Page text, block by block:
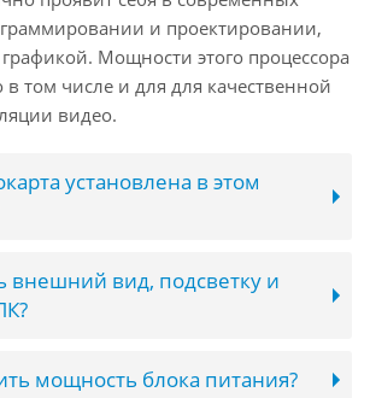
и проектировании,
Мощности этого процессора
в том числе и для для качественной
видео.
установлена в этом
внешний вид, подсветку и
мощность блока питания?